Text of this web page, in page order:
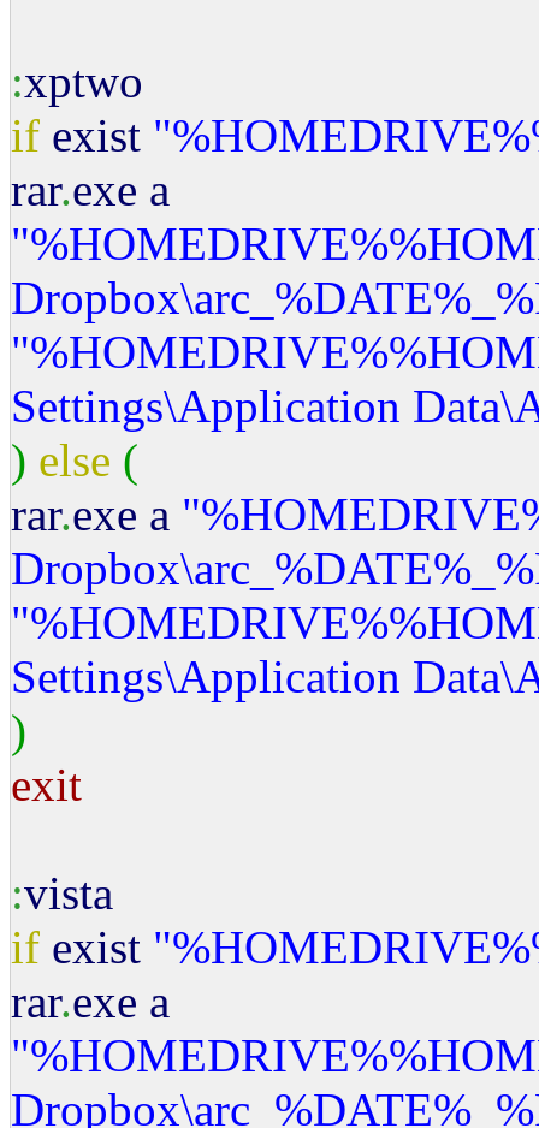
:xptwo
if exist
rar.exe a
Dropbox\a
Settings\Application Data
) else (
rar.exe a
Dropbox\a
Settings\Application Data
)
exit
:vista
if exist
rar.exe a
Dropbox\a